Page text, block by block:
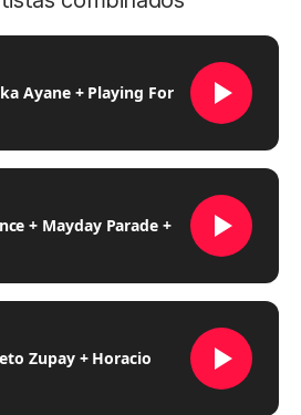
Ayane + Playing For
+ Mayday Parade +
Zupay + Horacio